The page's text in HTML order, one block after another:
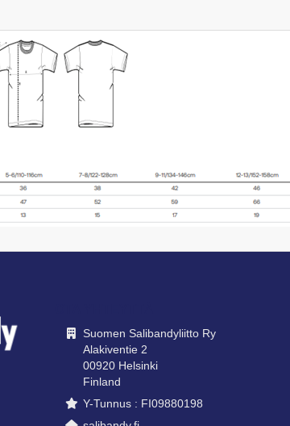
Suomen Salibandyliitto Ry
Alakiventie 2
00920 Helsinki
Finland
Y-Tunnus : FI09880198